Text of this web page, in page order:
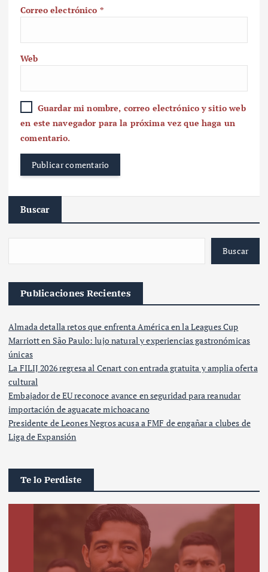
Correo electrónico *
Web
Guardar mi nombre, correo electrónico y sitio web
en este navegador para la próxima vez que haga un
comentario.
Buscar
Buscar
Publicaciones Recientes
Almada detalla retos que enfrenta América en la Leagues Cup
Marriott en São Paulo: lujo natural y experiencias gastronómicas
únicas
La FILIJ 2026 regresa al Cenart con entrada gratuita y amplia oferta
cultural
Embajador de EU reconoce avance en seguridad para reanudar
importación de aguacate michoacano
Presidente de Leones Negros acusa a FMF de engañar a clubes de
Liga de Expansión
Te lo Perdiste